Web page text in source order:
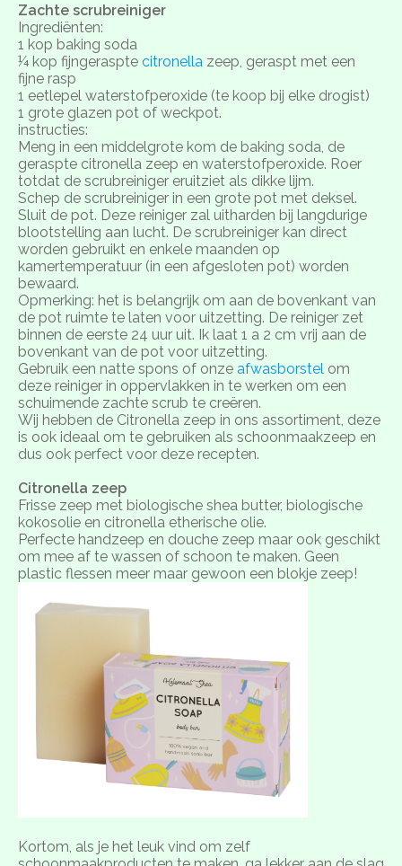
Zachte scrubreiniger
Ingrediënten:
1 kop baking soda
¼ kop fijngeraspte citronella zeep, geraspt met een
fijne rasp
1 eetlepel waterstofperoxide (te koop bij elke drogist)
1 grote glazen pot of weckpot.
instructies:
Meng in een middelgrote kom de baking soda, de
geraspte citronella zeep en waterstofperoxide. Roer
totdat de scrubreiniger eruitziet als dikke lijm.
Schep de scrubreiniger in een grote pot met deksel.
Sluit de pot. Deze reiniger zal uitharden bij langdurige
blootstelling aan lucht. De scrubreiniger kan direct
worden gebruikt en enkele maanden op
kamertemperatuur (in een afgesloten pot) worden
bewaard.
Opmerking: het is belangrijk om aan de bovenkant van
de pot ruimte te laten voor uitzetting. De reiniger zet
binnen de eerste 24 uur uit. Ik laat 1 a 2 cm vrij aan de
bovenkant van de pot voor uitzetting.
Gebruik een natte spons of onze afwasborstel om
deze reiniger in oppervlakken in te werken om een ​​
schuimende zachte scrub te creëren.
Wij hebben de Citronella zeep in ons assortiment, deze
is ook ideaal om te gebruiken als schoonmaakzeep en
dus ook perfect voor deze recepten.
Citronella zeep
Frisse zeep met biologische shea butter, biologische
kokosolie en citronella etherische olie.
Perfecte handzeep en douche zeep maar ook geschikt
om mee af te wassen of schoon te maken. Geen
plastic flessen meer maar gewoon een blokje zeep!
Kortom, als je het leuk vind om zelf